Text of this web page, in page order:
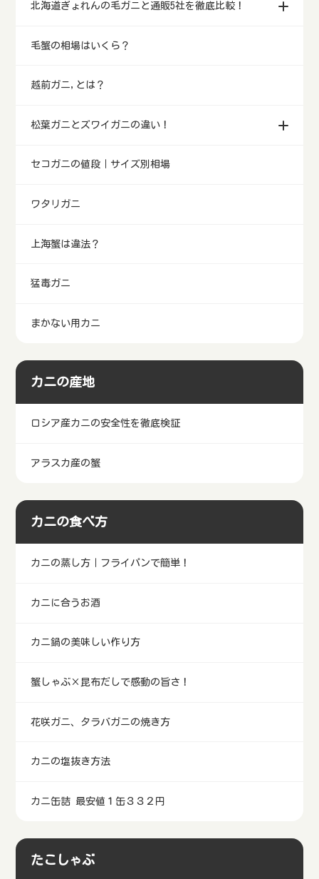
北海道ぎょれんの毛ガニと通販5社を徹底比較！
毛蟹の相場はいくら？
越前ガニ,とは？
松葉ガニとズワイガニの違い！
セコガニの値段｜サイズ別相場
ワタリガニ
上海蟹は違法？
猛毒ガニ
まかない用カニ
カニの産地
ロシア産カニの安全性を徹底検証
アラスカ産の蟹
カニの食べ方
カニの蒸し方｜フライパンで簡単！
カニに合うお酒
カニ鍋の美味しい作り方
蟹しゃぶ×昆布だしで感動の旨さ！
花咲ガニ、タラバガニの焼き方
カニの塩抜き方法
カニ缶詰 最安値１缶３３２円
たこしゃぶ